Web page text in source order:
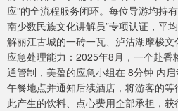
应”的全流程服务闭环。每位导游均持
南少数民族文化讲解员”专项认证，平
解丽江古城的一砖一瓦、泸沽湖摩梭
应急处理能力：2025年8月，一个赴
通管制，美盈的应急小组在 8分钟 内
午餐地点并通知后续酒店，将游客的
此产生的饮料、点心费用全部承担，获